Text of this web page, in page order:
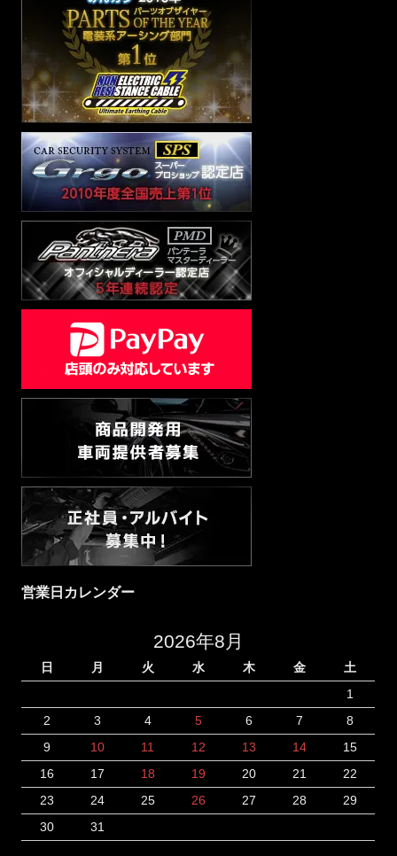
営業日カレンダー
2026年8月
日 月 火 水 木 金
土
1
2
3 4 5 6 7
8
9
10 11 12 13 14
15
16
17 18 19 20 21
22
23
24 25 26 27 28
29
30
31